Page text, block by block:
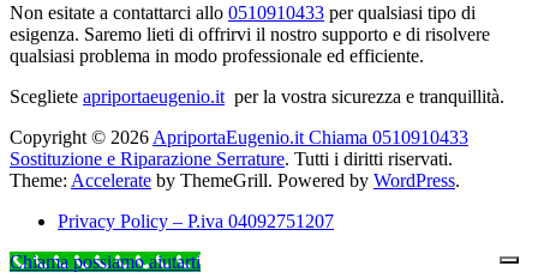
Non esitate a contattarci allo 0510910433 per qualsiasi tipo di
esigenza. Saremo lieti di offrirvi il nostro supporto e di risolvere
qualsiasi problema in modo professionale ed efficiente.
Scegliete apriportaeugenio.it per la vostra sicurezza e tranquillità.
Copyright © 2026 ApriportaEugenio.it Chiama 0510910433
Sostituzione e Riparazione Serrature. Tutti i diritti riservati.
Theme: Accelerate by ThemeGrill. Powered by WordPress.
Privacy Policy – P.iva 04092751207
Chiama possiamo aiutarti